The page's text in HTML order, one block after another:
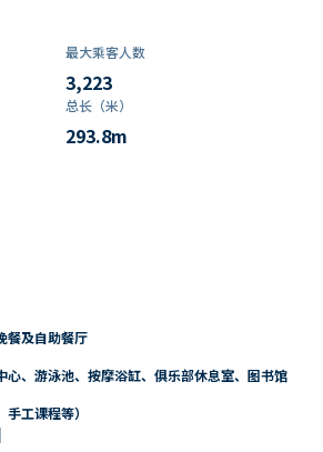
最大乘客人数
3,223
总长（米）
293.8m
餐及自助餐厅
心、游泳池、按摩浴缸、俱乐部休息室、图书馆
工课程等）